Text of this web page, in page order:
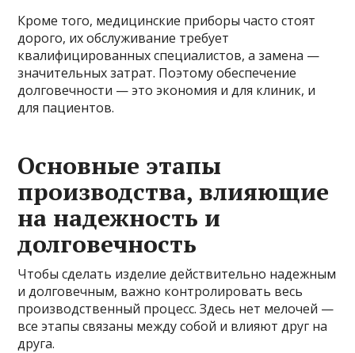
Кроме того, медицинские приборы часто стоят
дорого, их обслуживание требует
квалифицированных специалистов, а замена —
значительных затрат. Поэтому обеспечение
долговечности — это экономия и для клиник, и
для пациентов.
Основные этапы
производства, влияющие
на надежность и
долговечность
Чтобы сделать изделие действительно надежным
и долговечным, важно контролировать весь
производственный процесс. Здесь нет мелочей —
все этапы связаны между собой и влияют друг на
друга.